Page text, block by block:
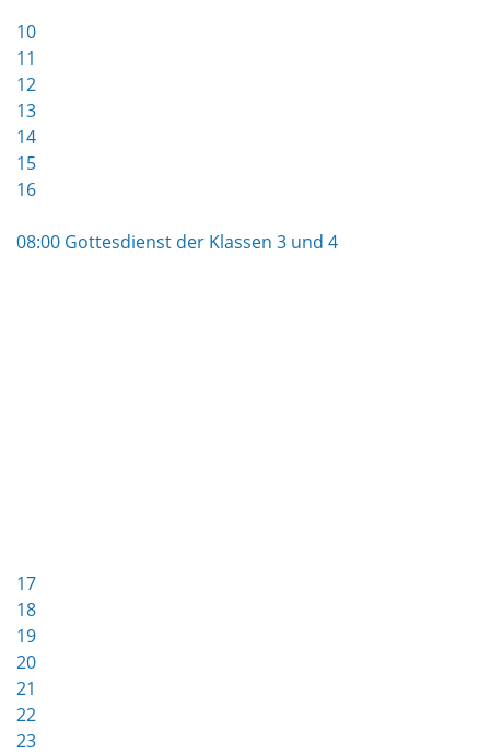
10
11
12
13
14
15
16
08:00 Gottesdienst der Klassen 3 und 4
17
18
19
20
21
22
23